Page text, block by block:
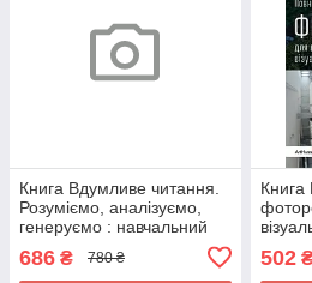
Книга Вдумливе читання.
Розуміємо, аналізуємо,
генеруємо : навчальний
посібник для 4-го класу.(з
голограмою) 16381
686 ₴ 780 ₴
Книга
502